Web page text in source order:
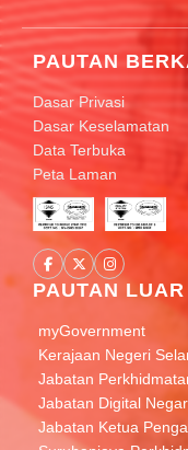
PAUTAN
Dasar Privasi
Dasar Keselamatan
Data Terbuka
Peta Laman
PAUTAN LUAR
myGovernment
Kerajaan Negeri
Jabatan
Jabatan Digital
Jabatan Ketua